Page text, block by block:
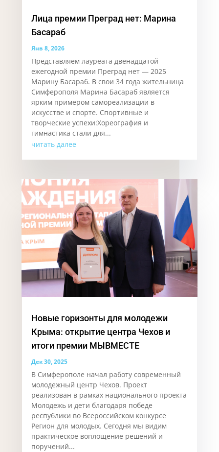
Лица премии Преград нет: Марина
Басараб
Янв 8, 2026
Представляем лауреата двенадцатой
ежегодной премии Преград нет — 2025
Марину Басараб. В свои 34 года жительница
Симферополя Марина Басараб является
ярким примером самореализации в
искусстве и спорте. Спортивные и
творческие успехи:Хореография и
гимнастика стали для...
читать далее
Новые горизонты для молодежи
Крыма: открытие центра Чехов и
итоги премии МЫВМЕСТЕ
Дек 30, 2025
В Симферополе начал работу современный
молодежный центр Чехов. Проект
реализован в рамках национального проекта
Молодежь и дети благодаря победе
республики во Всероссийском конкурсе
Регион для молодых. Сегодня мы видим
практическое воплощение решений и
поручений...